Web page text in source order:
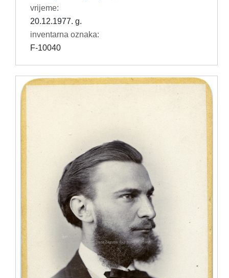
vrijeme:
20.12.1977. g.
inventarna oznaka:
F-10040